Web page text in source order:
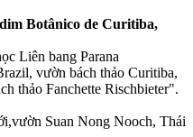
Botânico de Curitiba,
Liên bang Parana
vườn bách thảo Curitiba,
thảo Fanchette Rischbieter".